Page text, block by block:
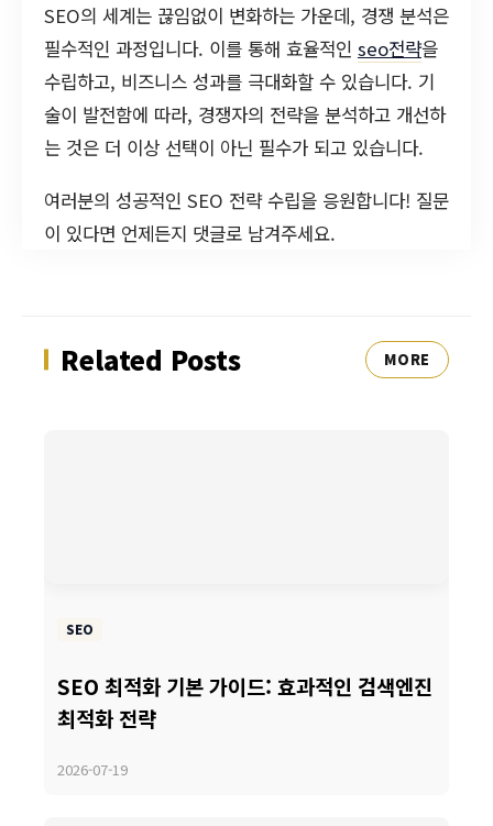
SEO의 세계는 끊임없이 변화하는 가운데, 경쟁 분석은
필수적인 과정입니다. 이를 통해 효율적인 seo전략을
수립하고, 비즈니스 성과를 극대화할 수 있습니다. 기
술이 발전함에 따라, 경쟁자의 전략을 분석하고 개선하
는 것은 더 이상 선택이 아닌 필수가 되고 있습니다.
여러분의 성공적인 SEO 전략 수립을 응원합니다! 질문
이 있다면 언제든지 댓글로 남겨주세요.
Related Posts MORE
SEO
SEO 최적화 기본 가이드: 효과적인 검색엔진
최적화 전략
2026-07-19